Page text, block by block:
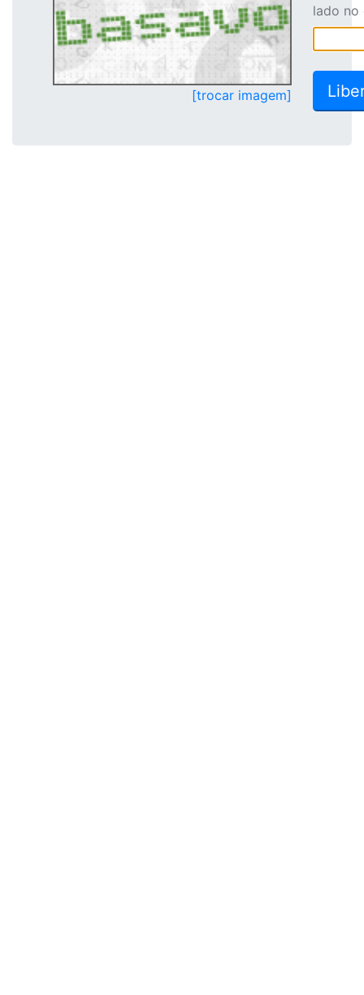
[trocar imagem]
lado no